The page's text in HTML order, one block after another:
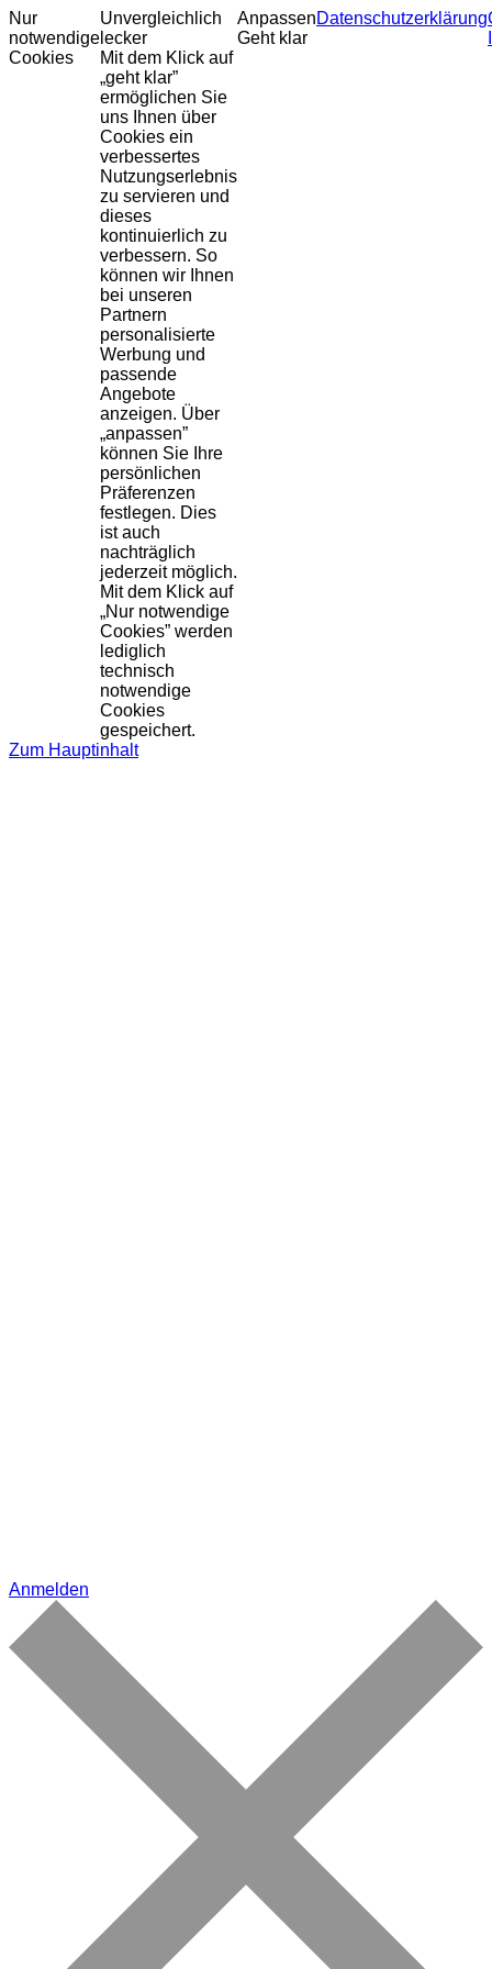
Nur
notwendige
Cookies
Unvergleichlich
lecker
Mit dem Klick auf
„geht klar”
ermöglichen Sie
uns Ihnen über
Cookies ein
verbessertes
Nutzungserlebnis
zu servieren und
dieses
kontinuierlich zu
verbessern. So
können wir Ihnen
bei unseren
Partnern
personalisierte
Werbung und
passende
Angebote
anzeigen. Über
„anpassen”
können Sie Ihre
persönlichen
Präferenzen
festlegen. Dies
ist auch
nachträglich
jederzeit möglich.
Mit dem Klick auf
„Nur notwendige
Cookies” werden
lediglich
technisch
notwendige
Cookies
gespeichert.
Anpassen
Geht klar
Datenschutzerklärung
Zum Hauptinhalt
Anmelden